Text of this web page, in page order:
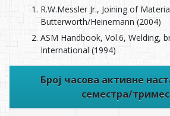
R.W.Messler Jr., Joining of
Butterworth/Heinemann (2004)
ASM Handbook, Vol.6, Welding,
International (1994)
Број часова активне
семестра/